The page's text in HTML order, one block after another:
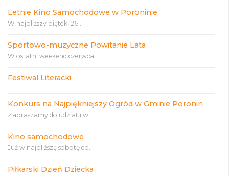
Letnie Kino Samochodowe w Poroninie
W najbliższy piątek, 26...
Sportowo-muzyczne Powitanie Lata
W ostatni weekend czerwca...
Festiwal Literacki
Konkurs na Najpiękniejszy Ogród w Gminie Poronin
Zapraszamy do udziału w...
Kino samochodowe
Już w najbliższą sobotę do...
Piłkarski Dzień Dziecka